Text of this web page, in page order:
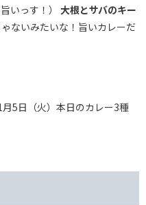
いっす！） 大根とサバのキー
ないみたいな！旨いカレーだ
月5日（火）本日のカレー3種